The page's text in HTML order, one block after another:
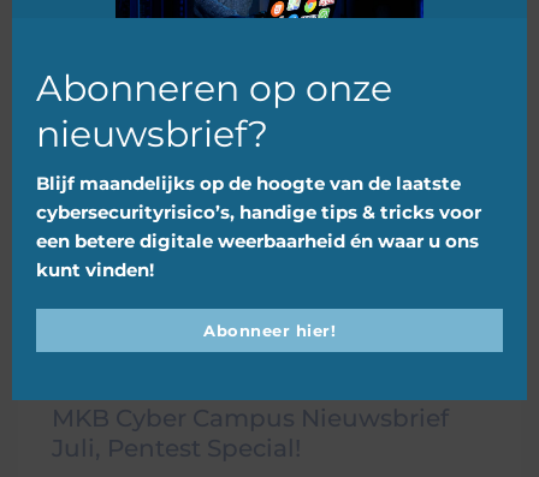
Is uw ICT veilig? 5 risico s die het
21 oktober 2025
MKB Cyber Campus Nieuwsbrief
Juli, Pentest Special!
Abonneren op onze
nieuwsbrief?
Blijf maandelijks op de hoogte van de laatste
cybersecurityrisico’s, handige tips & tricks voor
een betere digitale weerbaarheid én waar u ons
kunt vinden!
Abonneer hier!